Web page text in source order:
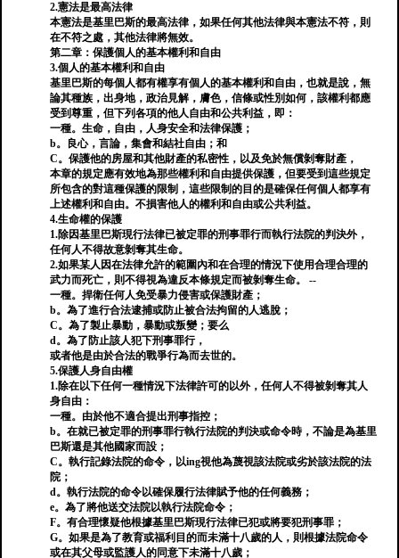
2.憲法是最高法律
本憲法是基里巴斯的最高法律，如果任何其他法律與本憲法不符，則
在不符之處，其他法律將無效。
第二章：保護個人的基本權利和自由
3.個人的基本權利和自由
基里巴斯的每個人都有權享有個人的基本權利和自由，也就是說，無
論其種族，出身地，政治見解，膚色，信條或性別如何，該權利都應
受到尊重，但下列各項的他人自由和公共利益，即：
一種。生命，自由，人身安全和法律保護；
b。良心，言論，集會和結社自由；和
C。保護他的房屋和其他財產的私密性，以及免於無償剝奪財產，
本章的規定應有效地為那些權利和自由提供保護，但要受到這些規定
所包含的對這種保護的限制，這些限制的目的是確保任何個人都享有
上述權利和自由。不損害他人的權利和自由或公共利益。
4.生命權的保護
1.除因基里巴斯現行法律已被定罪的刑事罪行而執行法院的判決外，
任何人不得故意剝奪其生命。
2.如果某人因在法律允許的範圍內和在合理的情況下使用合理合理的
武力而死亡，則不得視為違反本條規定而被剝奪生命。 --
一種。捍衛任何人免受暴力侵害或保護財產；
b。為了進行合法逮捕或防止被合法拘留的人逃脫；
C。為了製止暴動，暴動或叛變；要么
d。為了防止該人犯下刑事罪行，
或者他是由於合法的戰爭行為而去世的。
5.保護人身自由權
1.除在以下任何一種情況下法律許可的以外，任何人不得被剝奪其人
身自由：
一種。由於他不適合提出刑事指控；
b。在就已被定罪的刑事罪行執行法院的判決或命令時，不論是為基里
巴斯還是其他國家而設；
C。執行記錄法院的命令，以ing視他為蔑視該法院或劣於該法院的法
院；
d。執行法院的命令以確保履行法律賦予他的任何義務；
e。為了將他送交法院以執行法院命令；
F。有合理懷疑他根據基里巴斯現行法律已犯或將要犯刑事罪；
G。如果是為了教育或福利目的而未滿十八歲的人，則根據法院命令
或在其父母或監護人的同意下未滿十八歲；